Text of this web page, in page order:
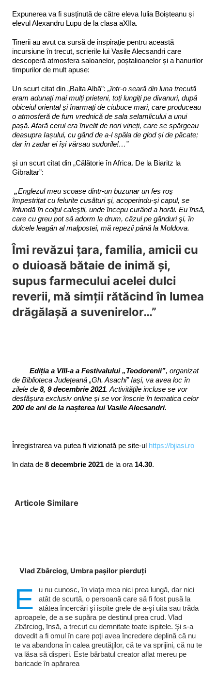
Expunerea va fi susținută de către eleva Iulia Boișteanu și
elevul Alexandru Lupu de la clasa aXIIa.
Tinerii au avut ca sursă de inspirație pentru această
incursiune în trecut, scrierile lui Vasile Alecsandri care
descoperă atmosfera saloanelor, poștalioanelor și a hanurilor
timpurilor de mult apuse:
Un scurt citat din „Balta Albă”: „într-o seară din luna trecută
eram adunați mai mulți prieteni, toți lungiți pe divanuri, după
obiceiul oriental și înarmați de ciubuce mari, care produceau
o atmosferă de fum vrednică de sala selamlicului a unui
pașă. Afară cerul era învelit de nori vineți, care se spărgeau
deasupra Iașului, cu gând de a-l spăla de glod și de păcate;
dar în zadar ei își vărsau sudorile!…”
și un scurt citat din „Călătorie în Africa. De la Biaritz la
Gibraltar”:
„Englezul meu scoase dintr-un buzunar un fes roş
împestriţat cu felurite cusături şi, acoperindu-şi capul, se
înfundă în colţul caleştii, unde începu curând a horăi. Eu însă,
care cu greu pot să adorm la drum, căzui pe gânduri şi, în
dulcele leagăn al malpostei, mă repezii până la Moldova.
Îmi revăzui ţara, familia, amicii cu
o duioasă bătaie de inimă şi,
supus farmecului acelei dulci
reverii, mă simţii rătăcind în lumea
drăgălaşă a suvenirelor…”
Ediția a VIII-a a Festivalului „Teodorenii”, organizat
de Biblioteca Județeană „Gh. Asachi” Iași, va avea loc în
zilele de 8, 9 decembrie 2021. Activitățile incluse se vor
desfășura exclusiv online și se vor înscrie în tematica celor
200 de ani de la nașterea lui Vasile Alecsandri.
Înregistrarea va putea fi vizionată pe site-ul https://bjiasi.ro
în data de 8 decembrie 2021 de la ora 14.30.
Articole Similare
Vlad Zbârciog, Umbra pașilor pierduți
E
u nu cunosc, în viaţa mea nici prea lungă, dar nici
atât de scurtă, o persoană care să fi fost pusă la
atâtea încercări şi ispite grele de a-şi uita sau trăda
aproapele, de a se supăra pe destinul prea crud. Vlad
Zbârciog, însă, a trecut cu demnitate toate ispitele. Şi s-a
dovedit a fi omul în care poţi avea încredere deplină că nu
te va abandona în calea greutăţilor, că te va sprijini, că nu te
va lăsa să disperi. Este bărbatul creator aflat mereu pe
baricade în apărarea